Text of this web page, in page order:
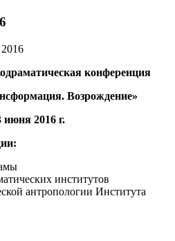
конференция
Возрождение»
июня 2016 г.
институтов
антропологии Института